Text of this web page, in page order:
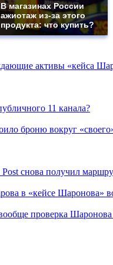
В магазинах России
ажиотаж из-за этого
продукта: что купить?